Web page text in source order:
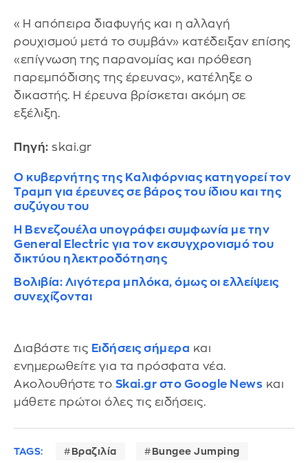
«Η απόπειρα διαφυγής και η αλλαγή
ρουχισμού μετά το συμβάν» κατέδειξαν επίσης
«επίγνωση της παρανομίας και πρόθεση
παρεμπόδισης της έρευνας», κατέληξε ο
δικαστής. Η έρευνα βρίσκεται ακόμη σε
εξέλιξη.
Πηγή: skai.gr
Ο κυβερνήτης της Καλιφόρνιας κατηγορεί τον
Τραμπ για έρευνες σε βάρος του ίδιου και της
συζύγου του
Η Βενεζουέλα υπογράφει συμφωνία με την
General Electric για τον εκσυγχρονισμό του
δικτύου ηλεκτροδότησης
Βολιβία: Λιγότερα μπλόκα, όμως οι ελλείψεις
συνεχίζονται
Διαβάστε τις Ειδήσεις σήμερα και
ενημερωθείτε για τα πρόσφατα νέα.
Ακολουθήστε το Skai.gr στο Google News και
μάθετε πρώτοι όλες τις ειδήσεις.
TAGS: Βραζιλία Bungee Jumping